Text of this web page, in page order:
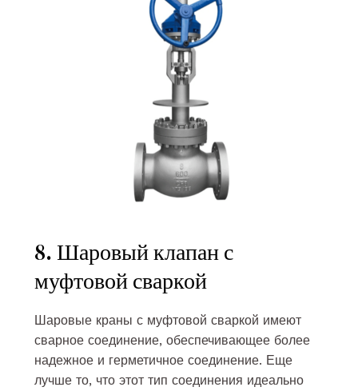
8. Шаровый клапан с
муфтовой сваркой
Шаровые краны с муфтовой сваркой имеют
сварное соединение, обеспечивающее более
надежное и герметичное соединение. Еще
лучше то, что этот тип соединения идеально